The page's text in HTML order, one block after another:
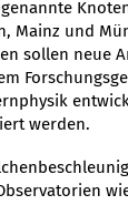
Mainz und
sollen neue
werden.